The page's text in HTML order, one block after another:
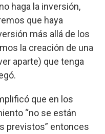
haga la inversión,
que haya
más allá de los
la creación de una
aparte) que tenga
que en los
“no se están
previstos” entonces